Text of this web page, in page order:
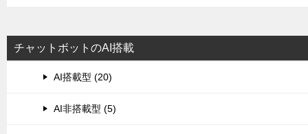
チャットボットのAI搭載
AI搭載型 (20)
AI非搭載型 (5)